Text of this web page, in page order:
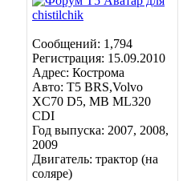
Сообщений: 1,794
Регистрация: 15.09.2010
Адрес: Кострома
Авто: Т5 BRS,Volvo
XC70 D5, МВ ML320
CDI
Год выпуска: 2007, 2008,
2009
Двигатель: трактор (на
соляре)